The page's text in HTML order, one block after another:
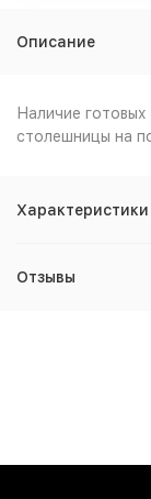
Описание
Наличие
столешницы на
Характеристики
Отзывы